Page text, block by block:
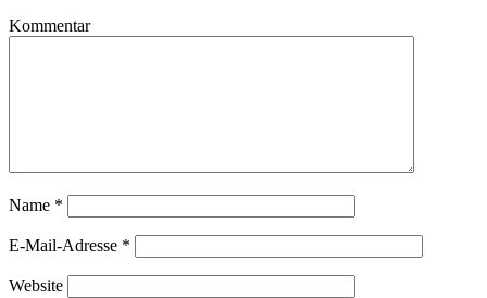
Kommentar
Name *
E-Mail-Adresse *
Website